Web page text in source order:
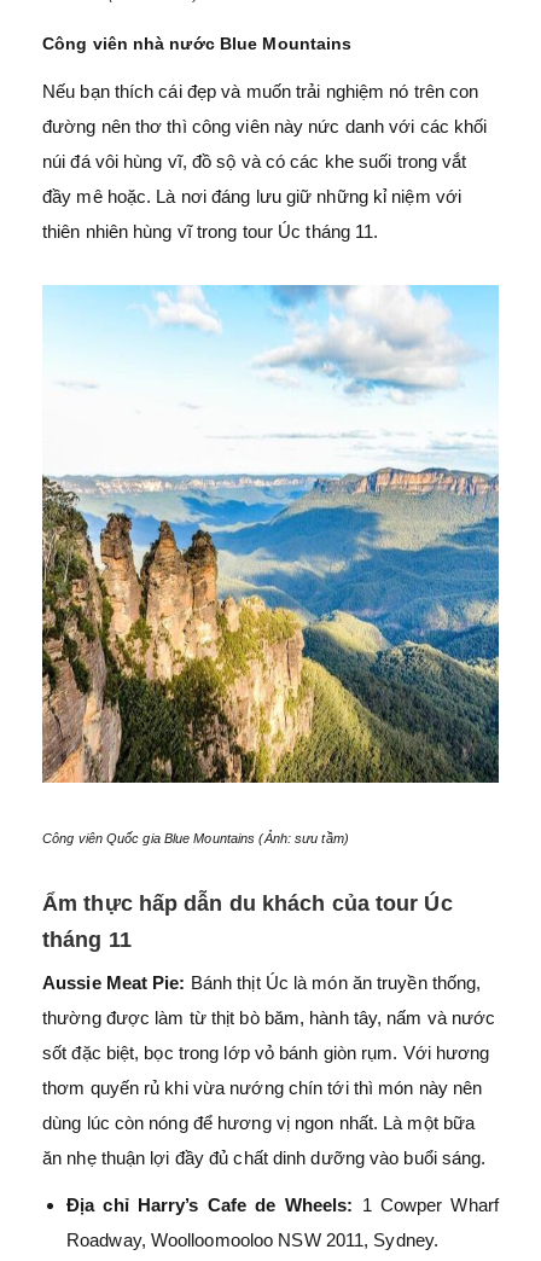
Công viên nhà nước Blue Mountains
Nếu bạn thích cái đẹp và muốn trải nghiệm nó trên con
đường nên thơ thì công viên này nức danh với các khối
núi đá vôi hùng vĩ, đồ sộ và có các khe suối trong vắt
đầy mê hoặc. Là nơi đáng lưu giữ những kỉ niệm với
thiên nhiên hùng vĩ trong tour Úc tháng 11.
Công viên Quốc gia Blue Mountains (Ảnh: sưu tầm)
Ẩm thực hấp dẫn du khách của tour Úc
tháng 11
Aussie Meat Pie: Bánh thịt Úc là món ăn truyền thống,
thường được làm từ thịt bò băm, hành tây, nấm và nước
sốt đặc biệt, bọc trong lớp vỏ bánh giòn rụm. Với hương
thơm quyến rủ khi vừa nướng chín tới thì món này nên
dùng lúc còn nóng để hương vị ngon nhất. Là một bữa
ăn nhẹ thuận lợi đầy đủ chất dinh dưỡng vào buổi sáng.
Địa chỉ Harry’s Cafe de Wheels: 1 Cowper Wharf
Roadway, Woolloomooloo NSW 2011, Sydney.